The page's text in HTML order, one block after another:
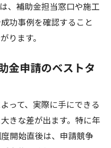
、補助金担当窓口や施工
功事例を確認すること
ります。
金申請のベストタ
って、実際に手にできる
きな差が出ます。特に年
開始直後は、申請競争